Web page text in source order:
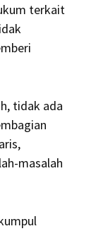
terkait
tidak ada
masalah